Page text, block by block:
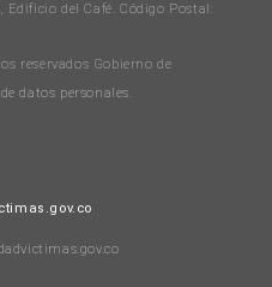
Edificio del Café. Código Postal:
reservados Gobierno de
datos personales.